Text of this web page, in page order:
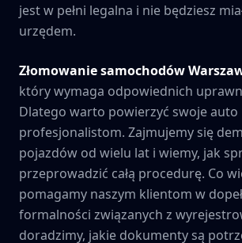
jest w pełni legalna i nie będziesz
urzędem.
Złomowanie samochodów
który wymaga odpowiednich
Dlatego warto powierzyć swoje auto
profesjonalistom. Zajmujemy się
pojazdów od wielu lat i wiemy, jak
przeprowadzić całą procedurę. Co
pomagamy naszym klientom w
formalności związanych z
doradzimy, jakie dokumenty są